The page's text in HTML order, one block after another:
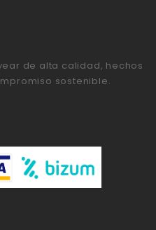
de alta calidad, hechos
sostenible.